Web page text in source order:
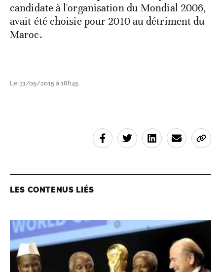
candidate à l'organisation du Mondial 2006,
avait été choisie pour 2010 au détriment du
Maroc.
Le 31/05/2015 à 18h45
LES CONTENUS LIÉS